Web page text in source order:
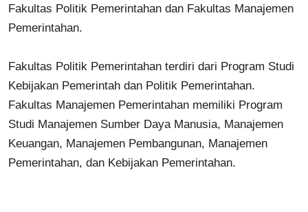
Fakultas Politik Pemerintahan dan Fakultas Manajemen
Pemerintahan.
Fakultas Politik Pemerintahan terdiri dari Program Studi
Kebijakan Pemerintah dan Politik Pemerintahan.
Fakultas Manajemen Pemerintahan memiliki Program
Studi Manajemen Sumber Daya Manusia, Manajemen
Keuangan, Manajemen Pembangunan, Manajemen
Pemerintahan, dan Kebijakan Pemerintahan.